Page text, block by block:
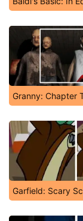
Granny: Chapter
Garfield: Scary